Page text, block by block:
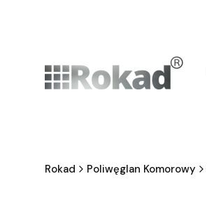
Rokad Poliwęglan Komorowy